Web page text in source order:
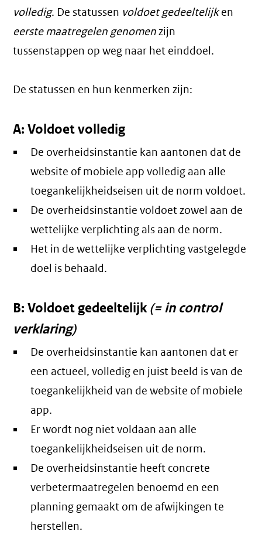
volledig. De statussen voldoet gedeeltelijken
eerste maatregelen genomenzijn
tussenstappen op weg naar het einddoel.
De statussen en hun kenmerken zijn:
A: Voldoet volledig
De overheidsinstantie kan aantonen dat de
website of mobiele app volledig aan alle
toegankelijkheidseisen uit de norm voldoet.
De overheidsinstantie voldoet zowel aan de
wettelijke verplichting als aan de norm.
Het in de wettelijke verplichting vastgelegde
doel is behaald.
B: Voldoet gedeeltelijk(= in control
verklaring)
De overheidsinstantie kan aantonen dat er
een actueel, volledig en juist beeld is van de
toegankelijkheid van de website of mobiele
app.
Er wordt nog niet voldaan aan alle
toegankelijkheidseisen uit de norm.
De overheidsinstantie heeft concrete
verbetermaatregelen benoemd en een
planning gemaakt om de afwijkingen te
herstellen.